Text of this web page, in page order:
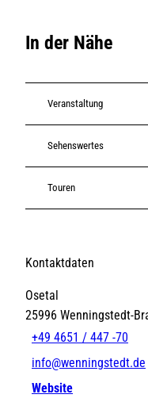
In der Nähe
Veranstaltung
Sehenswertes
Touren
Kontaktdaten
Osetal
25996 Wenningstedt-
+49 4651 / 447 -70
info@wenningstedt.de
Website